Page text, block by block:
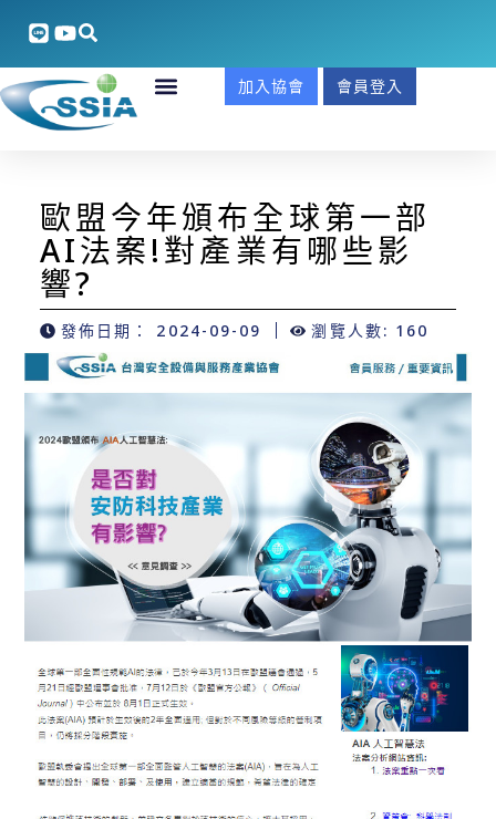
加入協會 會員登入
歐盟今年頒布全球第一部
AI法案!對產業有哪些影
響?
發佈日期： 2024-09-09 瀏覽人數: 160